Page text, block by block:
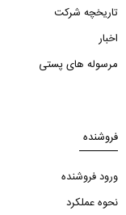
تاریخچه شرکت
اخبار
مرسوله های پستی
فروشنده
ورود فروشنده
نحوه عملکرد